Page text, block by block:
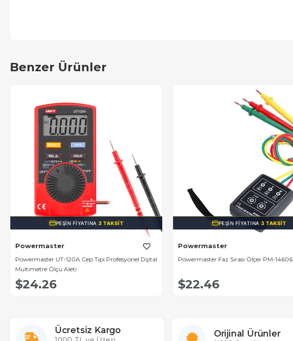
Benzer Ürünler
PEŞIN FIYATINA3 TAKSIT
Powermaster
Powermaster UT-120A Cep Tipi Profesyonel Dijital
Multimetre Ölçü Aleti
$24.26
PEŞIN FIYATINA3 TAKSIT
Powermaster
Powermaster Faz Sırası Ölçer PM-14606
$22.46
Ücretsiz Kargo Orijinal Ürünler